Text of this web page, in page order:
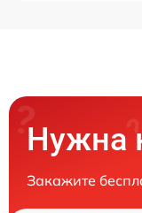
Нужна
Закажите